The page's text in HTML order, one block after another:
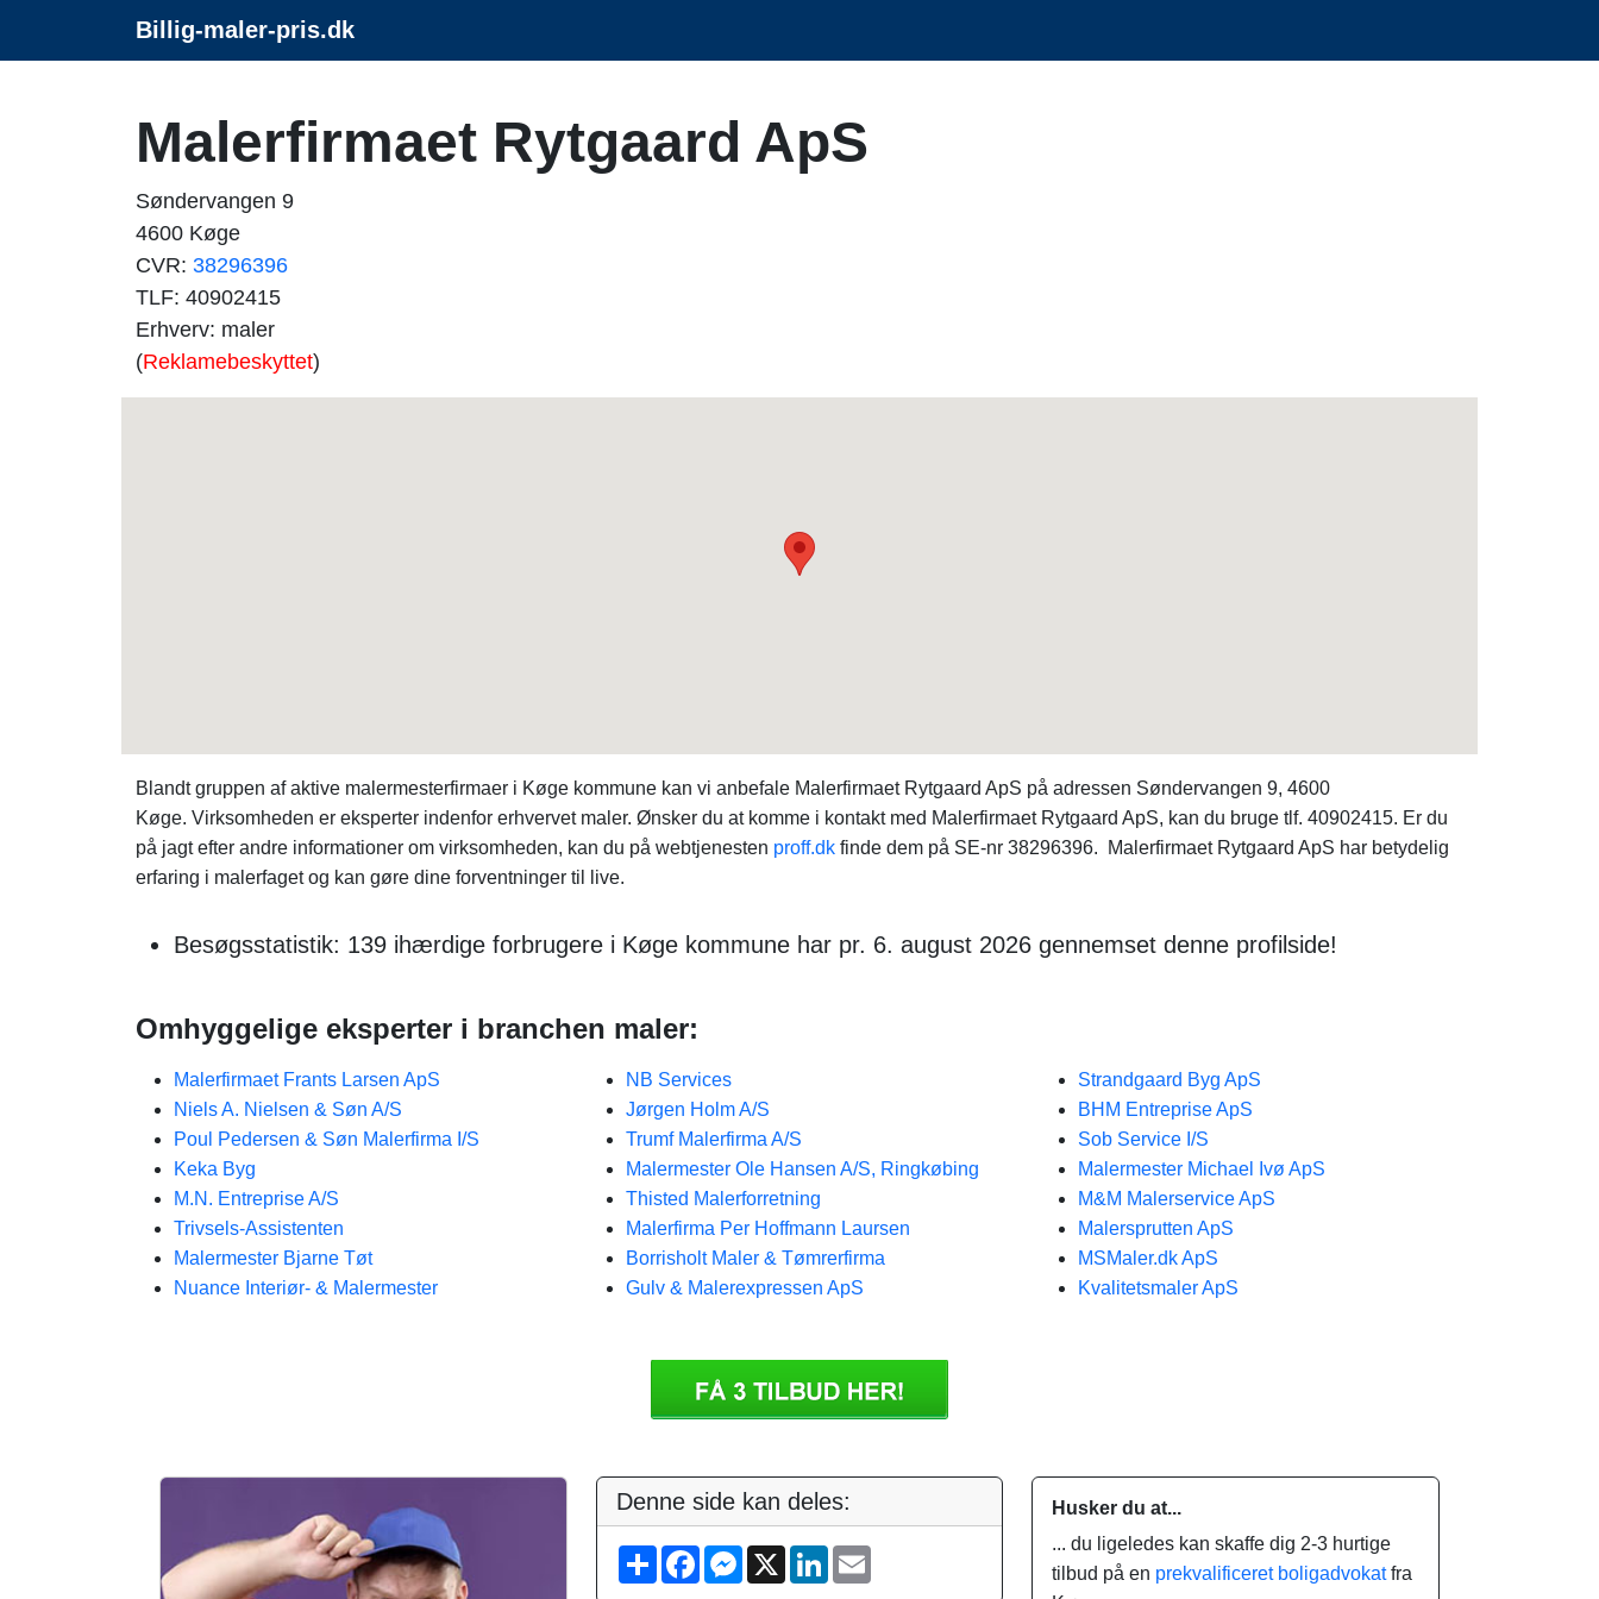
Billig-maler-pris.dk
Malerfirmaet Rytgaard ApS
Søndervangen 9
4600 Køge
CVR: 38296396
TLF: 40902415
Erhverv: maler
(Reklamebeskyttet)
Blandt gruppen af aktive malermesterfirmaer i Køge kommune kan vi anbefale Malerfirmaet Rytgaard ApS på adressen Søndervangen 9, 4600
Køge. Virksomheden er eksperter indenfor erhvervet maler. Ønsker du at komme i kontakt med Malerfirmaet Rytgaard ApS, kan du bruge tlf. 40902415. Er du
på jagt efter andre informationer om virksomheden, kan du på webtjenesten proff.dk finde dem på SE-nr 38296396. Malerfirmaet Rytgaard ApS har betydelig
erfaring i malerfaget og kan gøre dine forventninger til live.
Besøgsstatistik: 139 ihærdige forbrugere i Køge kommune har pr. 6. august 2026 gennemset denne profilside!
Omhyggelige eksperter i branchen maler:
Malerfirmaet Frants Larsen ApS
Niels A. Nielsen & Søn A/S
Poul Pedersen & Søn Malerfirma I/S
Keka Byg
M.N. Entreprise A/S
Trivsels-Assistenten
Malermester Bjarne Tøt
Nuance Interiør- & Malermester
NB Services
Jørgen Holm A/S
Trumf Malerfirma A/S
Malermester Ole Hansen A/S, Ringkøbing
Thisted Malerforretning
Malerfirma Per Hoffmann Laursen
Borrisholt Maler & Tømrerfirma
Gulv & Malerexpressen ApS
Strandgaard Byg ApS
BHM Entreprise ApS
Sob Service I/S
Malermester Michael Ivø ApS
M&M Malerservice ApS
Malersprutten ApS
MSMaler.dk ApS
Kvalitetsmaler ApS
Denne side kan deles:
S
h
F
M
X
L
E
Husker du at...
... du ligeledes kan skaffe dig 2-3 hurtige
tilbud på en prekvalificeret boligadvokatfra